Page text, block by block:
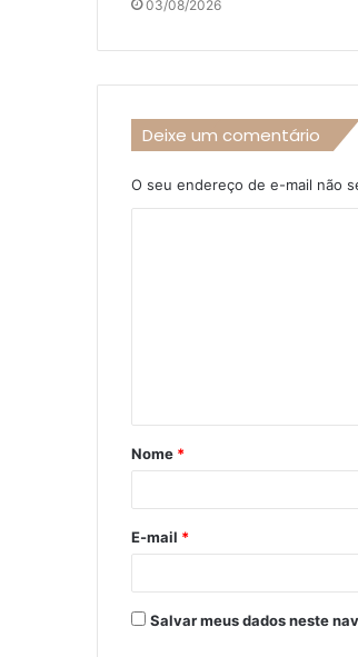
03/08/2026
Deixe um comentário
O seu endereço de e-mail não
á
r
*
Nome *
E-mail *
Salvar meus dados neste